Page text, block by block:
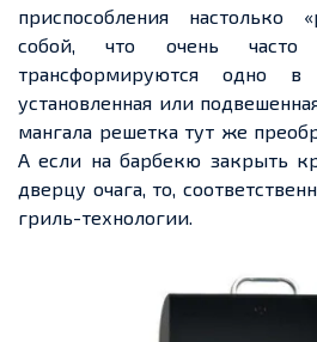
приспособления настолько
собой, что очень
трансформируются одно в
установленная или
мангала решеткатут же
А если на барбекю закрыть
дверцу очага, то,
гриль-технологии